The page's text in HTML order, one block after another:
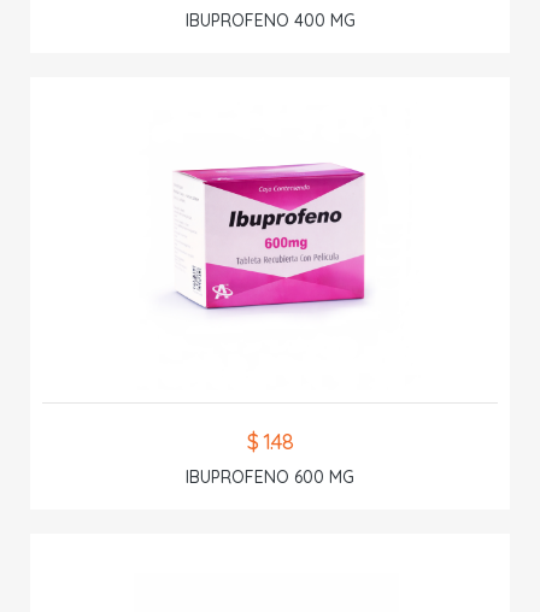
IBUPROFENO 400 MG
$ 1.48
IBUPROFENO 600 MG